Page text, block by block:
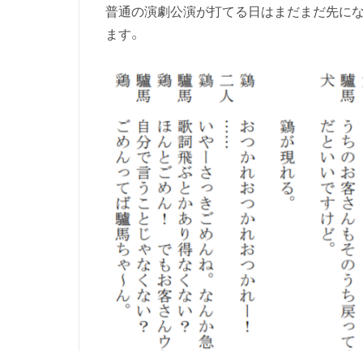
普通の演劇公演が打てる日はまだまだ先に
ます。